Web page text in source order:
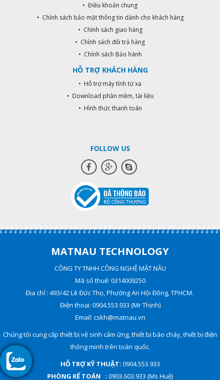
• Điều khoản chung
• Chính sách bảo mật thông tin dành cho khách hàng
• Chính sách giao hàng
• Chính sách đổi trả hàng
• Chính sách Bảo hành
HỖ TRỢ KHÁCH HÀNG
• Hỗ trợ máy tính từ xa
• Download phần mềm, tài liệu
• Hình thức thanh toán
FOLLOW US
MATNAU TECHNOLOGY
CÔNG TY TNHH CÔNG NGHỆ MẶT NÂU
Mã số thuế: 0314009250
Địa chỉ : 493/42 Lê Đức Thọ, Phường An Hội Đông, TPHCM.
Điện thoại: 0904.553.933 (Mr Thịnh)
Email: cskh@matnau.vn
Chúng tôi cung cấp thiết bị vệ sinh cảm ứng, thiết bị báo cháy, thiết bị điện
thông minh trên toàn quốc.
HỖ TRỢ KỸ THUẬT: 0904.553.933
PHÒNG KẾ TOÁN : 0903.603.933 (Ms Huệ)